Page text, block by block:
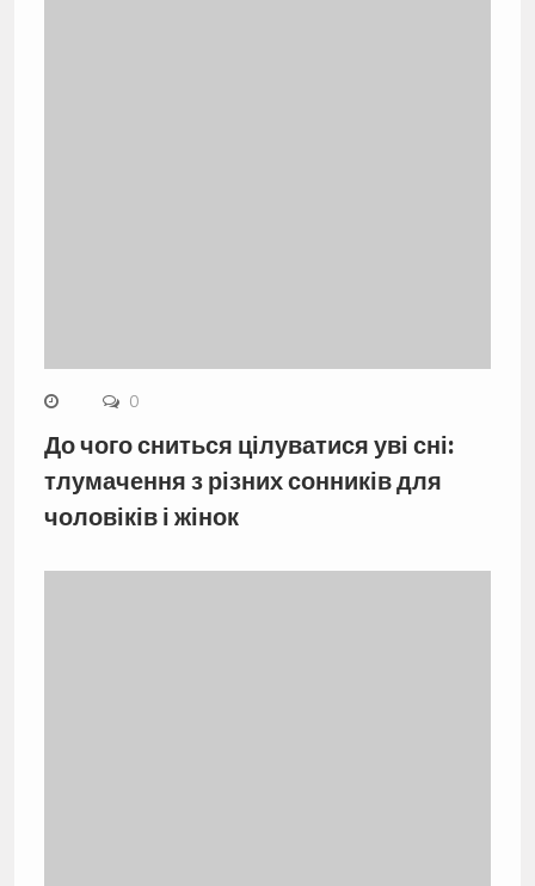
0
До чого сниться цілуватися уві сні:
тлумачення з різних сонників для
чоловіків і жінок